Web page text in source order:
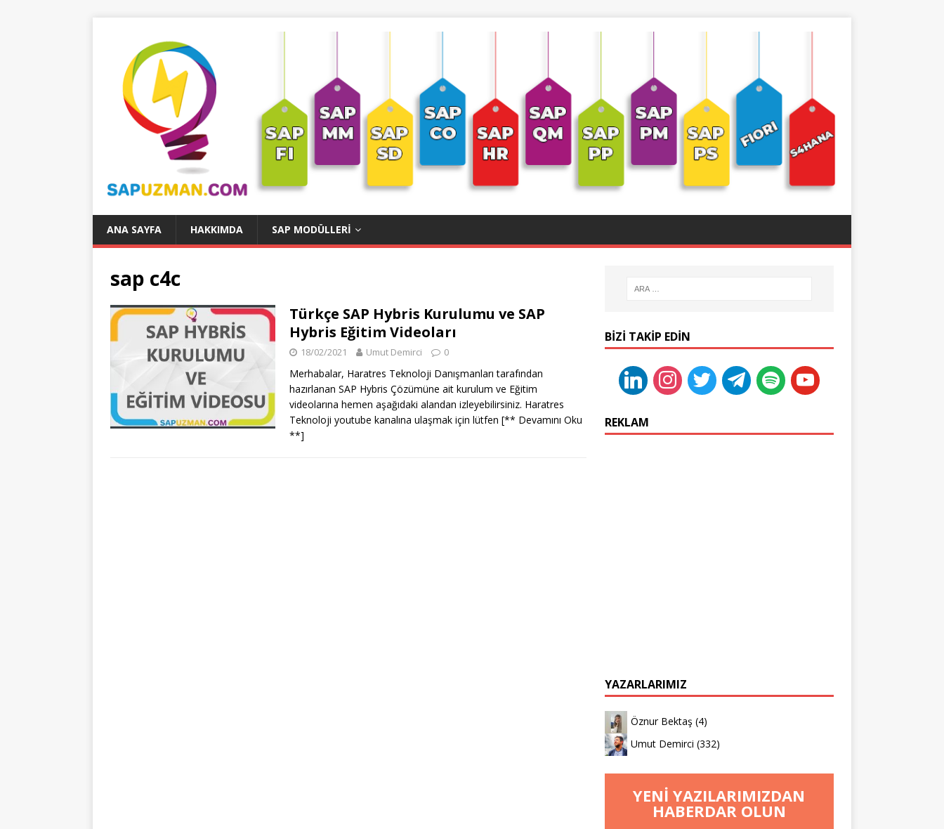
ANA SAYFA HAKKIMDA SAP MODÜLLERI
sap c4c
Türkçe SAP Hybris Kurulumu ve SAP
Hybris Eğitim Videoları
18/02/2021 Umut Demirci 0
Merhabalar, Haratres Teknoloji Danışmanları tarafından
hazırlanan SAP Hybris Çözümüne ait kurulum ve Eğitim
videolarına hemen aşağıdaki alandan izleyebilirsiniz. Haratres
Teknoloji youtube kanalına ulaşmak için lütfen [** Devamını Oku
**]
BIZI TAKIP EDIN
REKLAM
YAZARLARIMIZ
Öznur Bektaş (4)
Umut Demirci (332)
YENI YAZILARIMIZDAN
HABERDAR OLUN